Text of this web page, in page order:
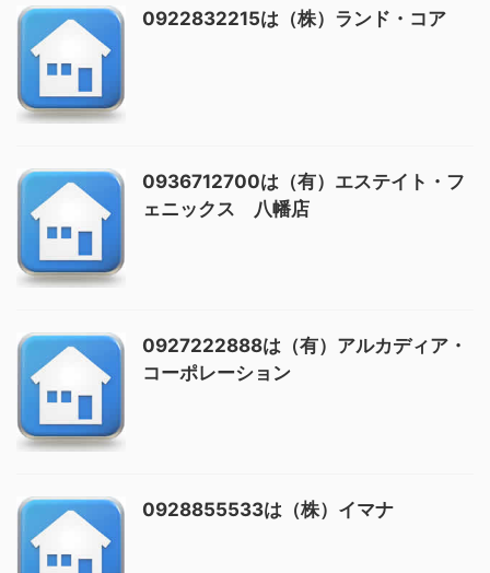
0922832215は（株）ランド・コア
0936712700は（有）エステイト・フ
ェニックス 八幡店
0927222888は（有）アルカディア・
コーポレーション
0928855533は（株）イマナ